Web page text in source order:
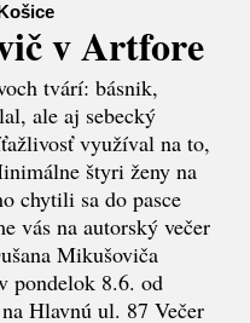
v Artfore
tvárí: básnik,
ale aj sebecký
využíval na to,
štyri ženy na
chytili sa do pasce
vás na autorský večer
Mikušoviča
pondelok 8.6. od
Hlavnú ul. 87 Večer